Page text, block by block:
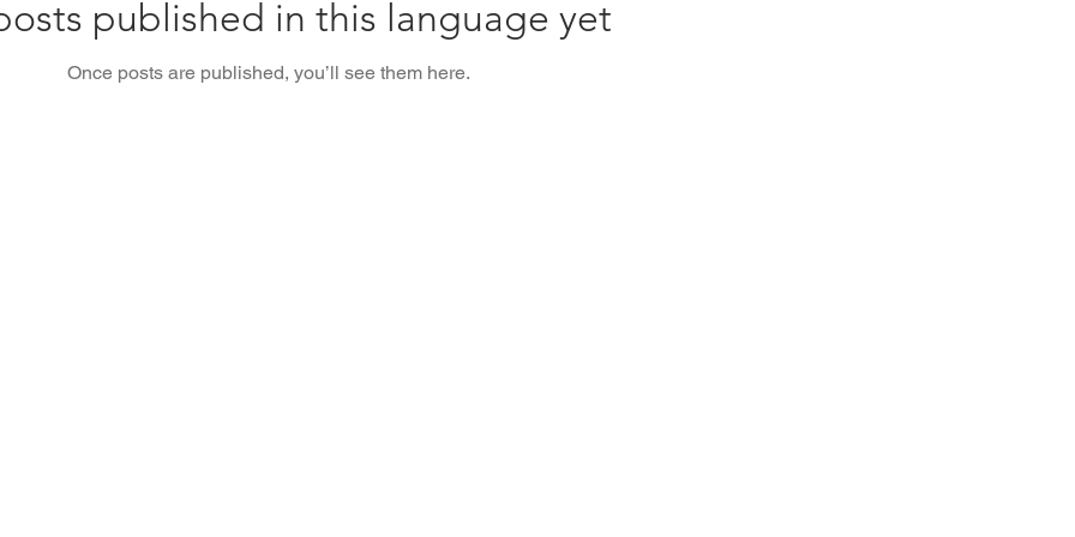
published in this language yet
Once posts are published, you’ll see them here.